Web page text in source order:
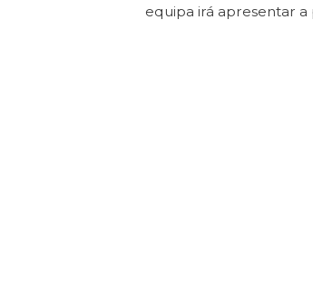
equipa irá apresentar